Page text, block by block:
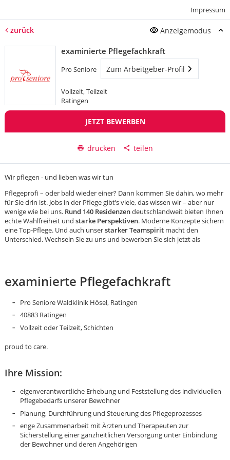
Impressum
zurück Anzeigemodus
examinierte Pflegefachkraft
Pro Seniore Zum Arbeitgeber-Profil
Vollzeit, Teilzeit
Ratingen
JETZT BEWERBEN
drucken teilen
Wir pflegen - und lieben was wir tun
Pflegeprofi – oder bald wieder einer? Dann kommen Sie dahin, wo mehr
für Sie drin ist. Jobs in der Pflege gibt’s viele, das wissen wir – aber nur
wenige wie bei uns. Rund 140 Residenzendeutschlandweit bieten Ihnen
echte Wahlfreiheit und starke Perspektiven. Moderne Konzepte sichern
eine Top-Pflege. Und auch unserstarker Teamspiritmacht den
Unterschied. Wechseln Sie zu uns und bewerben Sie sich jetzt als
examinierte Pflegefachkraft
Pro Seniore Waldklinik Hösel, Ratingen
40883 Ratingen
Vollzeit oder Teilzeit, Schichten
proud to care.
Ihre Mission:
eigenverantwortliche Erhebung und Feststellung des individuellen
Pflegebedarfs unserer Bewohner
Planung, Durchführung und Steuerung des Pflegeprozesses
enge Zusammenarbeit mit Ärzten und Therapeuten zur
Sicherstellung einer ganzheitlichen Versorgung unter Einbindung
der Bewohner und deren Angehörigen
Karte anzeigen